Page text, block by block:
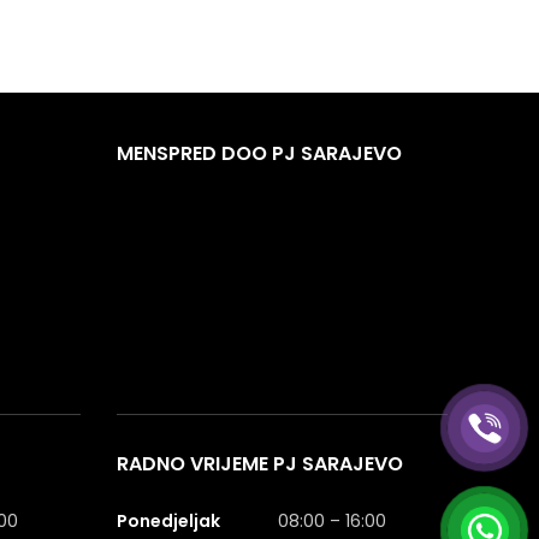
MENSPRED DOO PJ SARAJEVO
RADNO VRIJEME PJ SARAJEVO
Ponedjeljak 08:00 – 16:00